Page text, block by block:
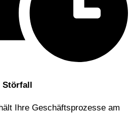
Störfall
Ihre Geschäftsprozesse am